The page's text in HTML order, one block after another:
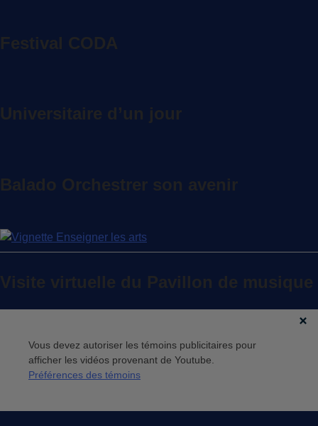
Festival CODA
Universitaire d’un jour
Balado Orchestrer son avenir
Visite virtuelle du Pavillon de musique
Vous devez autoriser les témoins publicitaires pour
afficher les vidéos provenant de Youtube.
Préférences des témoins